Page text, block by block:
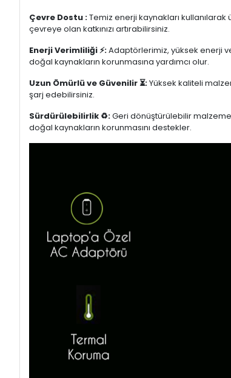
Çevre Dostu :Temiz enerji kaynakları
çevreye olan katkınızı artırabilirsiniz.
Enerji Verimliliği ⚡:Adaptörlerimiz, yüksek enerji
doğal kaynakların korunmasına yardımcı olur.
Uzun Ömürlü ve Güvenilir ⏳:Yüksek kaliteli
şarj edebilirsiniz.
Sürdürülebilirlik ♻️:Geri dönüştürülebilir
doğal kaynakların korunmasını destekler.